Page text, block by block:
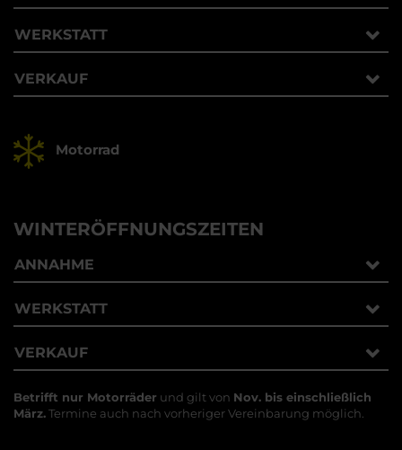
WERKSTATT
VERKAUF
Motorrad
WINTERÖFFNUNGSZEITEN
ANNAHME
WERKSTATT
VERKAUF
Betrifft nur Motorräder und gilt von Nov. bis einschließlich
März.Termine auch nach vorheriger Vereinbarung möglich.